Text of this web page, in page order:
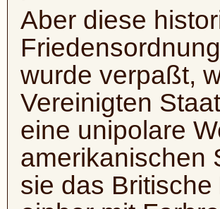
Aber diese
wurde verpaßt,
Vereinigten
eine unipolare
amerikanischen
sie das